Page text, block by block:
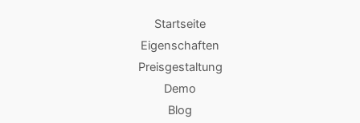
Startseite
Eigenschaften
Preisgestaltung
Demo
Blog